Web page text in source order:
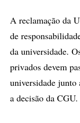
A reclamação da
de
da universidade.
privados devem
universidade junto
a decisão da CGU.